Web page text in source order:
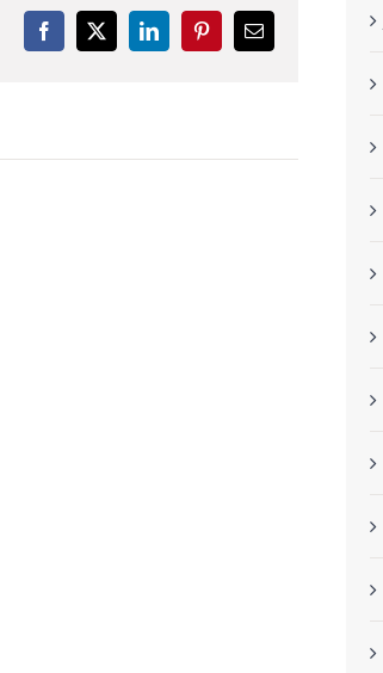
Facebook
X LinkedInPinterestCorreo
electrónico